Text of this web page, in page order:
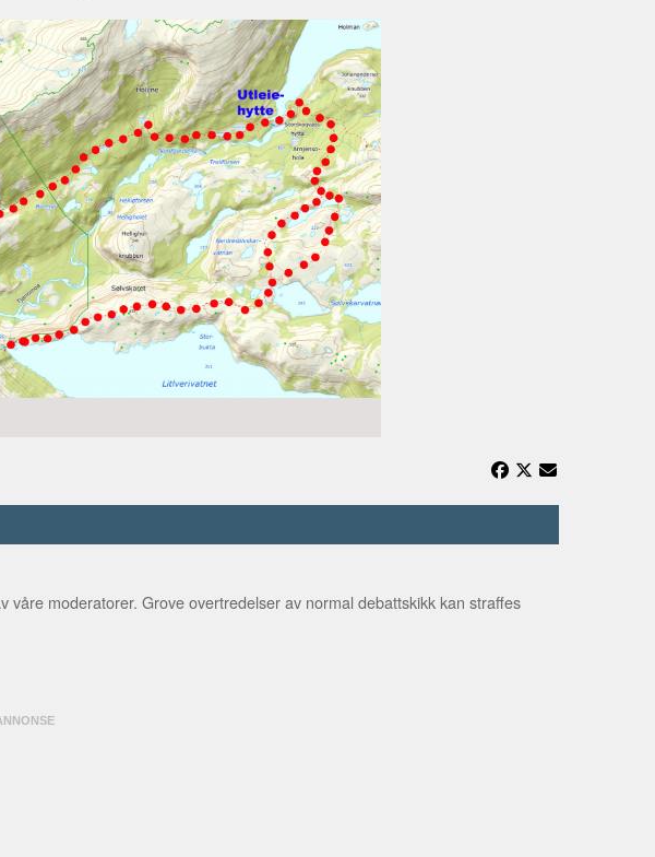
moderatorer. Grove overtredelser av normal debattskikk kan straffes